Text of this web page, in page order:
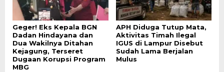
Geger! Eks Kepala BGN
Dadan Hindayana dan
Dua Wakilnya Ditahan
Kejagung, Terseret
Dugaan Korupsi Program
MBG
APH Diduga Tutup Mata,
Aktivitas Timah Ilegal
IGUS di Lampur Disebut
Sudah Lama Berjalan
Mulus